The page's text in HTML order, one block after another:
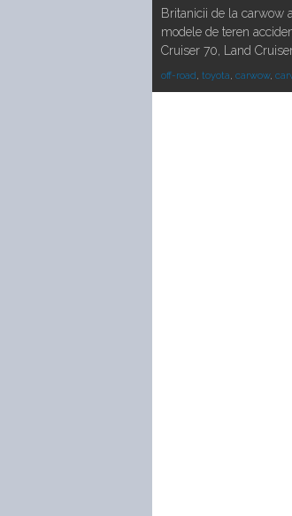
Britanicii de la carwow
modele de teren
Cruiser 70, Land
off-road, toyota, carwow,